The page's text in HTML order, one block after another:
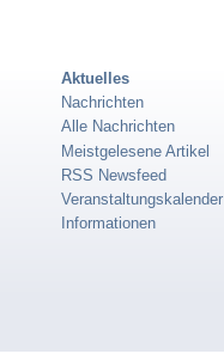
Aktuelles
Nachrichten
Alle Nachrichten
Meistgelesene Artikel
RSS Newsfeed
Veranstaltungskalender
Informationen